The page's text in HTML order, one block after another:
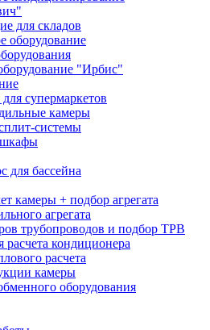
для складов
оборудование
"Ирбис"
супермаркетов
камеры
системы
для бассейна
камеры + подбор агрегата
агрегата
трубопроводов и подбор ТРВ
расчета кондиционера
расчета
камеры
оборудования